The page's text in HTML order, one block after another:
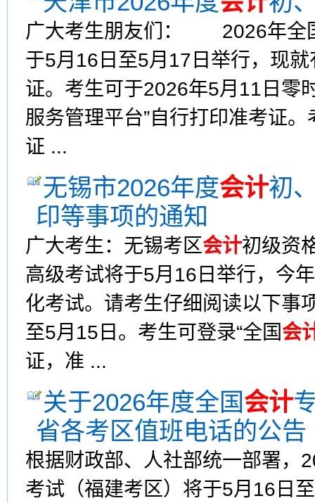
广大考生朋友们： 2026年全
于5月16日至5月17日举行，现
证。考生可于2026年5月11日零
服务管理平台”自行打印准考证
证 ...
无锡市2026年度会计初
印等事项的通知
广大考生：无锡考区会计初级资
高级考试将于5月16日举行，今年
化考试。请考生仔细阅读以下事
至5月15日。考生可登录“全国 会
证，准 ...
关于2026年度全国会计
省各考区值班电话的公告
根据财政部、人社部统一部署，
考试（福建考区）将于5月16日